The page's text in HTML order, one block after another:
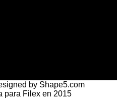
by Shape5.com
para Filex en 2015